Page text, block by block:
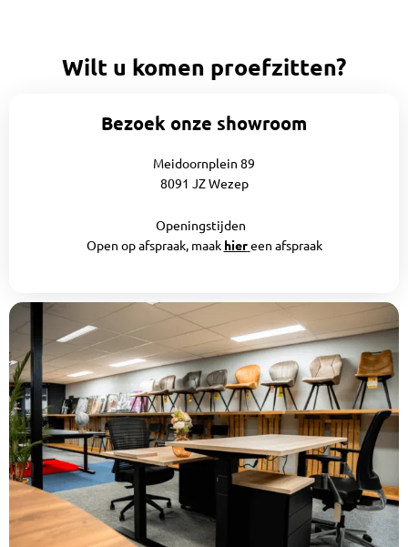
Wilt u komen proefzitten?
Bezoek onze showroom
Meidoornplein 89
8091 JZ Wezep
Openingstijden
Open op afspraak, maak hiereen afspraak